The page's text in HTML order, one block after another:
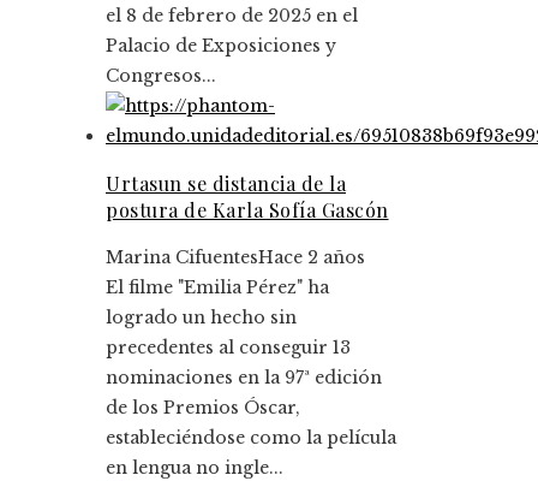
el 8 de febrero de 2025 en el
Palacio de Exposiciones y
Congresos...
Urtasun se distancia de la
postura de Karla Sofía Gascón
Marina CifuentesHace 2 años
El filme "Emilia Pérez" ha
logrado un hecho sin
precedentes al conseguir 13
nominaciones en la 97ª edición
de los Premios Óscar,
estableciéndose como la película
en lengua no ingle...